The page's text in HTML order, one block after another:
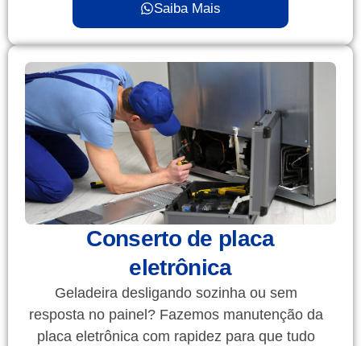
Saiba Mais
Conserto de placa
eletrônica
Geladeira desligando sozinha ou sem
resposta no painel? Fazemos manutenção da
placa eletrônica com rapidez para que tudo